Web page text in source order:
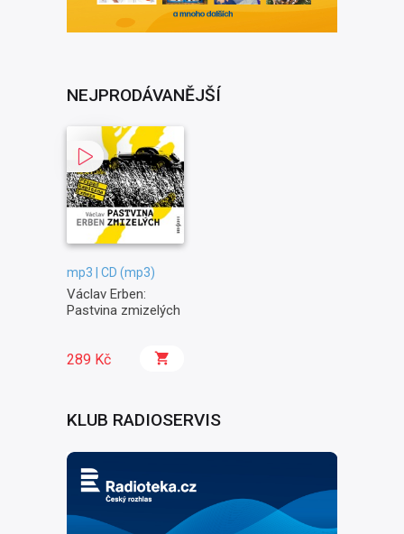
NEJPRODÁVANĚJŠÍ
mp3 | CD (mp3)
Václav Erben:
Pastvina zmizelých
289 Kč
KLUB RADIOSERVIS